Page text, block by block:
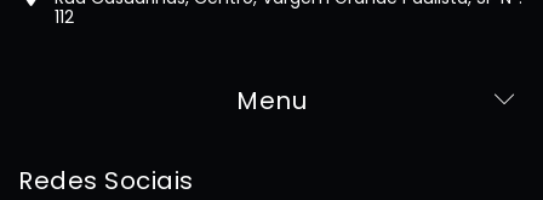
112
Menu
Redes Sociais